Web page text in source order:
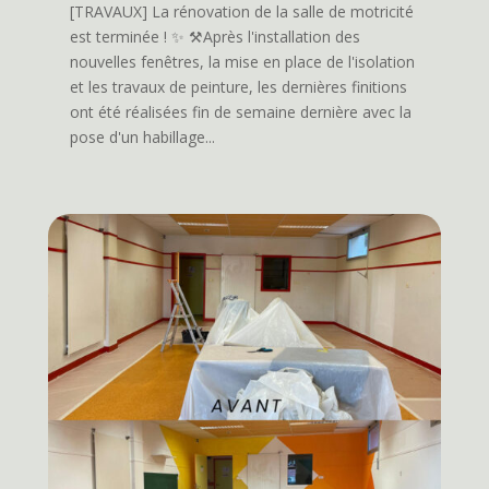
[TRAVAUX] La rénovation de la salle de motricité
est terminée ! ✨ ⚒️Après l'installation des
nouvelles fenêtres, la mise en place de l'isolation
et les travaux de peinture, les dernières finitions
ont été réalisées fin de semaine dernière avec la
pose d'un habillage...